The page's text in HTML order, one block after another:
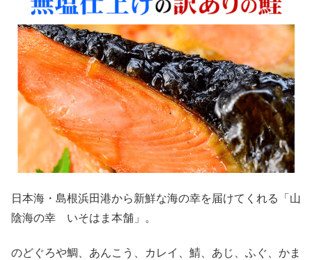
日本海・島根浜田港から新鮮な海の幸を届けてくれる「山
陰海の幸 いそはま本舗」。
のどぐろや鯛、あんこう、カレイ、鯖、あじ、ふぐ、かま